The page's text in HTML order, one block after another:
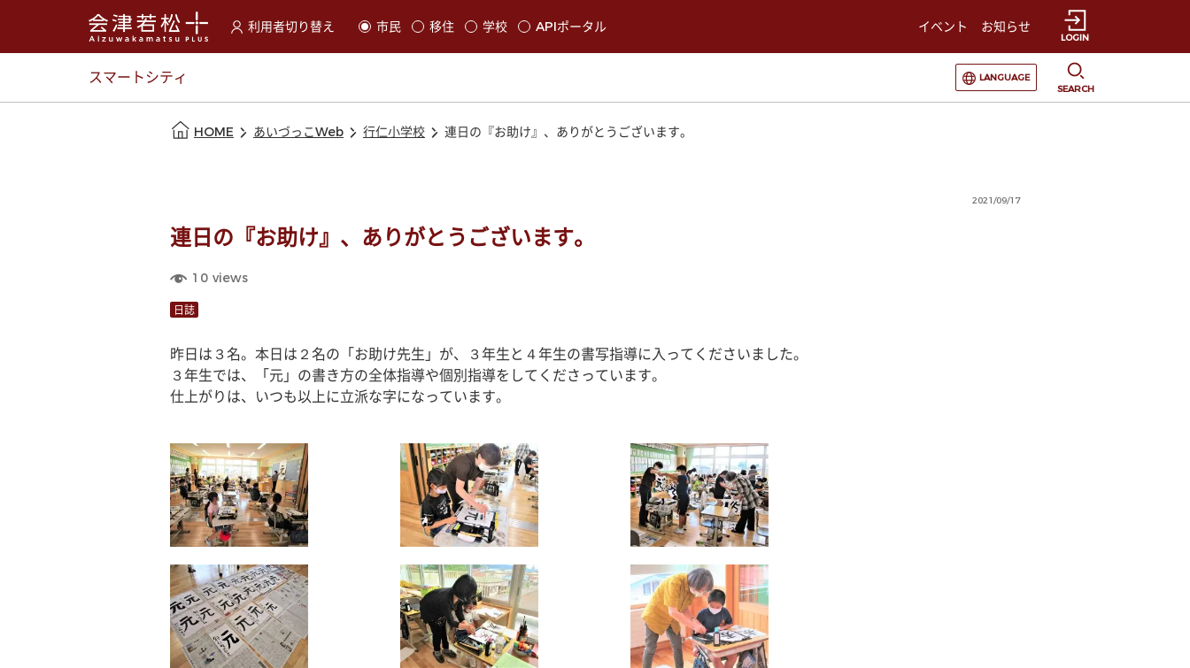
利用者切り替え
選択すると利用者の切替が発生します
市民 移住 学校 APIポータル イベント お知らせ
LOGIN
スマートシティ
選択すると言語の切替が発生します
LANGUAGE
SEARCH
HOME あいづっこWeb 行仁小学校 連日の『お助け』、ありがとうございます。
2021/09/17
連日の『お助け』、ありがとうございます。
10 views
日誌
昨日は３名。本日は２名の「お助け先生」が、３年生と４年生の書写指導に入ってくださいました。
３年生では、「元」の書き方の全体指導や個別指導をしてくださっています。
仕上がりは、いつも以上に立派な字になっています。